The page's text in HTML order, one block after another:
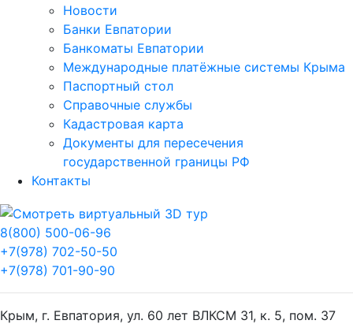
Новости
Банки Евпатории
Банкоматы Евпатории
Международные платёжные системы Крыма
Паспортный стол
Справочные службы
Кадастровая карта
Документы для пересечения
государственной границы РФ
Контакты
8(800) 500-06-96
+7(978) 702-50-50
+7(978) 701-90-90
Крым, г. Евпатория, ул. 60 лет ВЛКСМ 31, к. 5, пом. 37